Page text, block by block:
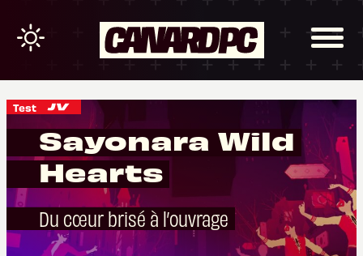
Test
Sayonara Wild
Hearts
Du cœur brisé à l’ouvrage